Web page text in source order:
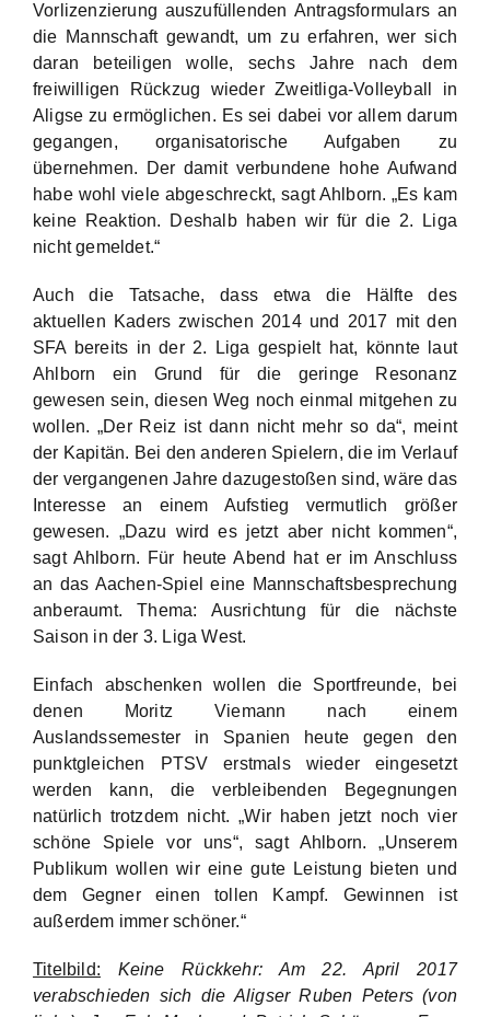
Vorlizenzierung auszufüllenden Antragsformulars an
die Mannschaft gewandt, um zu erfahren, wer sich
daran beteiligen wolle, sechs Jahre nach dem
freiwilligen Rückzug wieder Zweitliga-Volleyball in
Aligse zu ermöglichen. Es sei dabei vor allem darum
gegangen, organisatorische Aufgaben zu
übernehmen. Der damit verbundene hohe Aufwand
habe wohl viele abgeschreckt, sagt Ahlborn. „Es kam
keine Reaktion. Deshalb haben wir für die 2. Liga
nicht gemeldet.“
Auch die Tatsache, dass etwa die Hälfte des
aktuellen Kaders zwischen 2014 und 2017 mit den
SFA bereits in der 2. Liga gespielt hat, könnte laut
Ahlborn ein Grund für die geringe Resonanz
gewesen sein, diesen Weg noch einmal mitgehen zu
wollen. „Der Reiz ist dann nicht mehr so da“, meint
der Kapitän. Bei den anderen Spielern, die im Verlauf
der vergangenen Jahre dazugestoßen sind, wäre das
Interesse an einem Aufstieg vermutlich größer
gewesen. „Dazu wird es jetzt aber nicht kommen“,
sagt Ahlborn. Für heute Abend hat er im Anschluss
an das Aachen-Spiel eine Mannschaftsbesprechung
anberaumt. Thema: Ausrichtung für die nächste
Saison in der 3. Liga West.
Einfach abschenken wollen die Sportfreunde, bei
denen Moritz Viemann nach einem
Auslandssemester in Spanien heute gegen den
punktgleichen PTSV erstmals wieder eingesetzt
werden kann, die verbleibenden Begegnungen
natürlich trotzdem nicht. „Wir haben jetzt noch vier
schöne Spiele vor uns“, sagt Ahlborn. „Unserem
Publikum wollen wir eine gute Leistung bieten und
dem Gegner einen tollen Kampf. Gewinnen ist
außerdem immer schöner.“
Titelbild:
Keine Rückkehr: Am 22. April 2017
verabschieden sich die Aligser Ruben Peters (von